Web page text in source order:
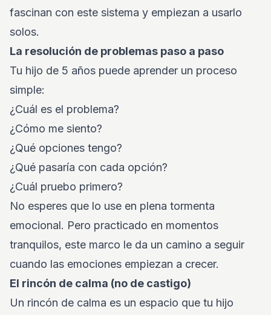
fascinan con este sistema y empiezan a usarlo
solos.
La resolución de problemas paso a paso
Tu hijo de 5 años puede aprender un proceso
simple:
¿Cuál es el problema?
¿Cómo me siento?
¿Qué opciones tengo?
¿Qué pasaría con cada opción?
¿Cuál pruebo primero?
No esperes que lo use en plena tormenta
emocional. Pero practicado en momentos
tranquilos, este marco le da un camino a seguir
cuando las emociones empiezan a crecer.
El rincón de calma (no de castigo)
Un rincón de calma es un espacio que tu hijo